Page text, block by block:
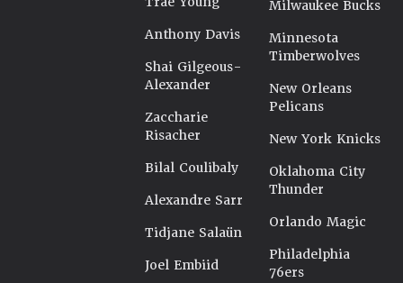
Anthony Davis
Shai Gilgeous-
Alexander
Zaccharie
Risacher
Bilal Coulibaly
Alexandre Sarr
Tidjane Salaün
Joel Embiid
Milwaukee Bucks
Minnesota
Timberwolves
New Orleans
Pelicans
New York Knicks
Oklahoma City
Thunder
Orlando Magic
Philadelphia
76ers